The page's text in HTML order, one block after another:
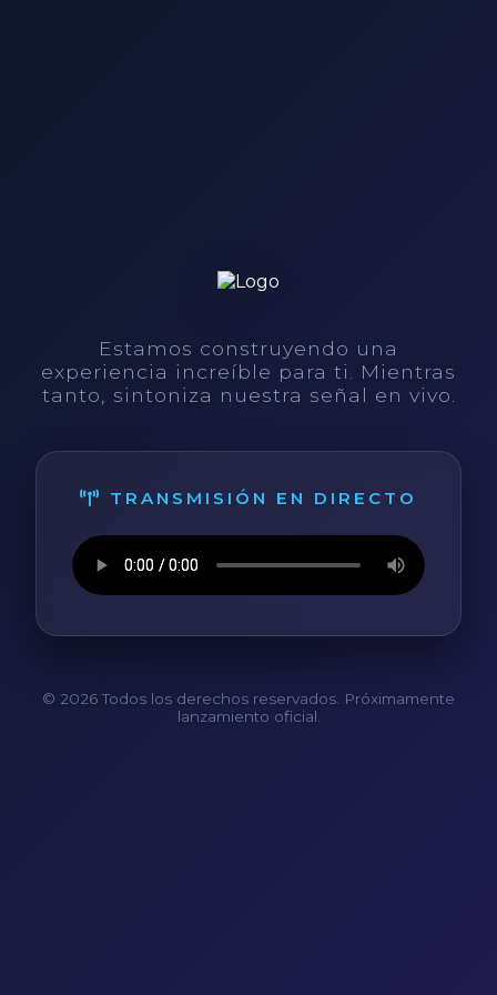
Estamos construyendo una
experiencia increíble para ti. Mientras
tanto, sintoniza nuestra señal en vivo.
TRANSMISIÓN EN DIRECTO
© 2026 Todos los derechos reservados. Próximamente
lanzamiento oficial.